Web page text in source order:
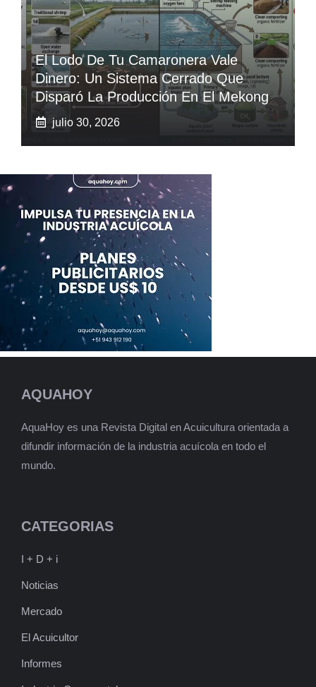
El Lodo De Tu Camaronera Vale
Dinero: Un Sistema Cerrado Que
Disparó La Producción En El Mekong
julio 30, 2026
AQUAHOY
AquaHoy es una Revista Digital en Acuicultura orientada a
difundir información de la industria acuícola en todo el
mundo.
CATEGORIAS
I + D + i
Noticias
Mercado
El Acuicultor
Informes